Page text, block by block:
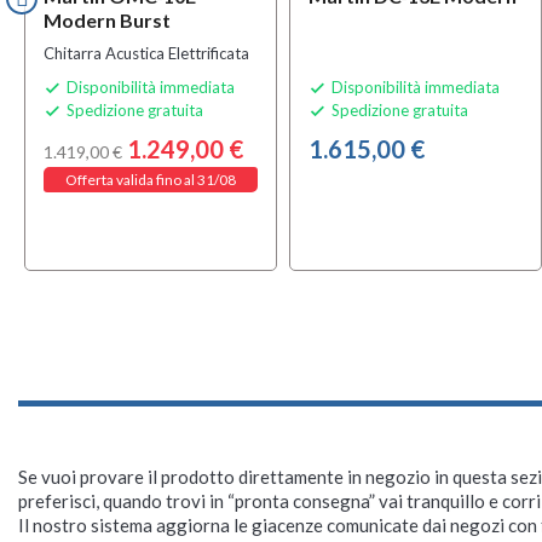
Modern Burst
Chitarra Acustica Elettrificata
 Disponibilità immediata
 Spedizione gratuita
1.419,00 € 1.249,00 €
Offerta valida fino al 31/08
 Disponibilità immediata
 Spedizione gratuita
1.615,00 €
Se vuoi provare il prodotto direttamente in negozio in questa
preferisci, quando trovi in “pronta consegna” vai tranquillo e
Il nostro sistema aggiorna le giacenze comunicate dai negozi